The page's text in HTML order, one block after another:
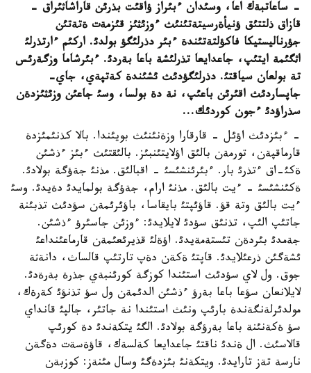
- ساعاتبةك اعا، وسئدان ءبئراز ؤاقئت بذرئن قاراشاثئراق -
قازاق ذلتتئق ؤنيأةرسيتةتئنئث ءوزئثئز قئزمةت ةتةتئن
جؤرناليستيكا فاكؤلتةتئندة ءبئر دذرلئگؤ بولدئ. اركئم ءارتذرلئ
اثگئمة ايتئپ، جاعدايعا تذرلئشة باعا بةردئ. ءبئرشاما وزگةرئس
تة بولعان سياقتئ. دذرلئگؤدئث ئشئندة كةتپةي، جاي-
جاپساردئث اقئرئن باعئپ، نة دة بولسا، وسئ جاعئن وزئثئزدةن
سذراؤدئ ءجون كوردئك...
- ءبئزدئث اؤئل - قارقارا وزةنئنئث بويئندا. بالا كذنئمئزدة
قارماقپةن، تورمةن بالئق اؤلايتئنبئز. بالئقتئث ءبئز ءذشئن
ةكئ-اق ءتذرئ بار. ءبئرئنشئسئ - اقبالئق. مذنئ جةؤگة بولادئ.
ةكئنشئسئ - ءيت بالئق. مذنئ ارام، جةؤگة بولمايدئ دةيدئ. وسئ
ءيت بالئق وتة قؤ. قاؤئپتئ بايقاسا، باؤئرئمةن سؤدئث تذبئنة
جاتئپ الئپ، تذنئق سؤدئ لايلايدئ: ءوزئن جاسئرؤ ءذشئن.
جةمدئ بئردةن تئستةمةيدئ. اؤةلئ قذيرئعئمةن قارماعئنداعئ
ئشةگئن ذرعئلايدئ. قاپتئ ةكةن دةپ تارتئپ قالساث، دانةثة
جوق. ول لاي سؤدئث استئندا كوزگة كورئنبةي جذرة بةرةدئ.
لايلانعان سؤعا باعا بةرؤ ءذشئن الدئمةن ول سؤ تذنؤئ كةرةك،
مولدئرلةنگةندة بارئپ ونئث استئندا نة جاتئر، جالپئ قانداي
سؤ ةكةنئنة باعا بةرؤگة بولادئ. الگئ يتكةندئ دة كورئپ
قالاسئث. ال ةندئ ناقتئ جاعدايعا كةلسةك، قاؤةسةت دةگةن
نارسة تةز تارايدئ. ويتكةنئ بئزدةگئ وسال مئنةز: كوزبةن